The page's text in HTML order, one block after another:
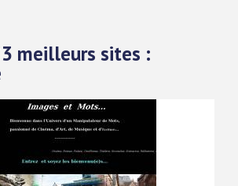
meilleurs sites :